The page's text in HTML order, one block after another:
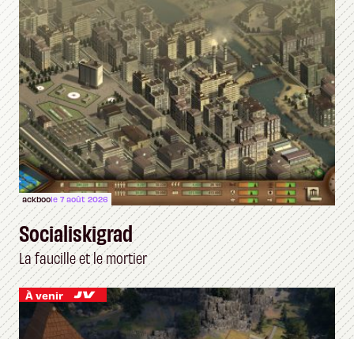
ackboole 7 août 2026
Socialiskigrad
La faucille et le mortier
À venir